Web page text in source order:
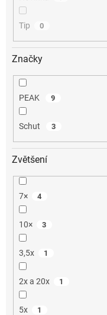
Tip 0
Značky
PEAK 9
Schut 3
Zvětšení
7× 4
10× 3
3,5x 1
2x a 20x 1
5x 1